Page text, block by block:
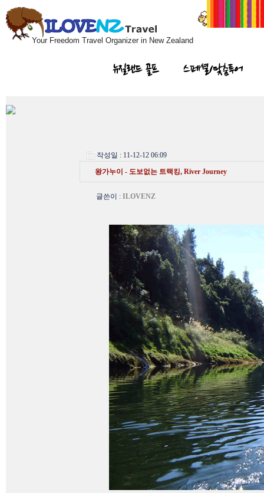
Your Freedom Travel Organizer in New Zealand
뉴질랜드 골프 스페셜/맞춤투어
작성일 : 11-12-12 06:09
왕가누이 - 도보없는 트랙킹, River Journey
글쓴이 : ILOVENZ